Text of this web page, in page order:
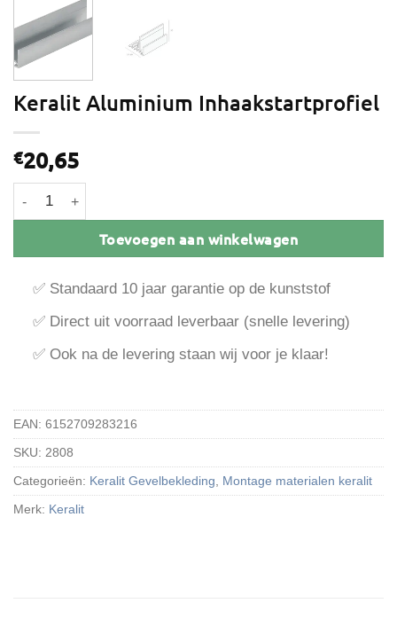
Keralit Aluminium Inhaakstartprofiel
€20,65
Keralit Aluminium Inhaakstartprofiel aantal
Toevoegen aan winkelwagen
✅ Standaard 10 jaar garantie op de kunststof
✅ Direct uit voorraad leverbaar (snelle levering)
✅ Ook na de levering staan wij voor je klaar!
EAN: 6152709283216
SKU: 2808
Categorieën: Keralit Gevelbekleding, Montage materialen keralit
Merk: Keralit